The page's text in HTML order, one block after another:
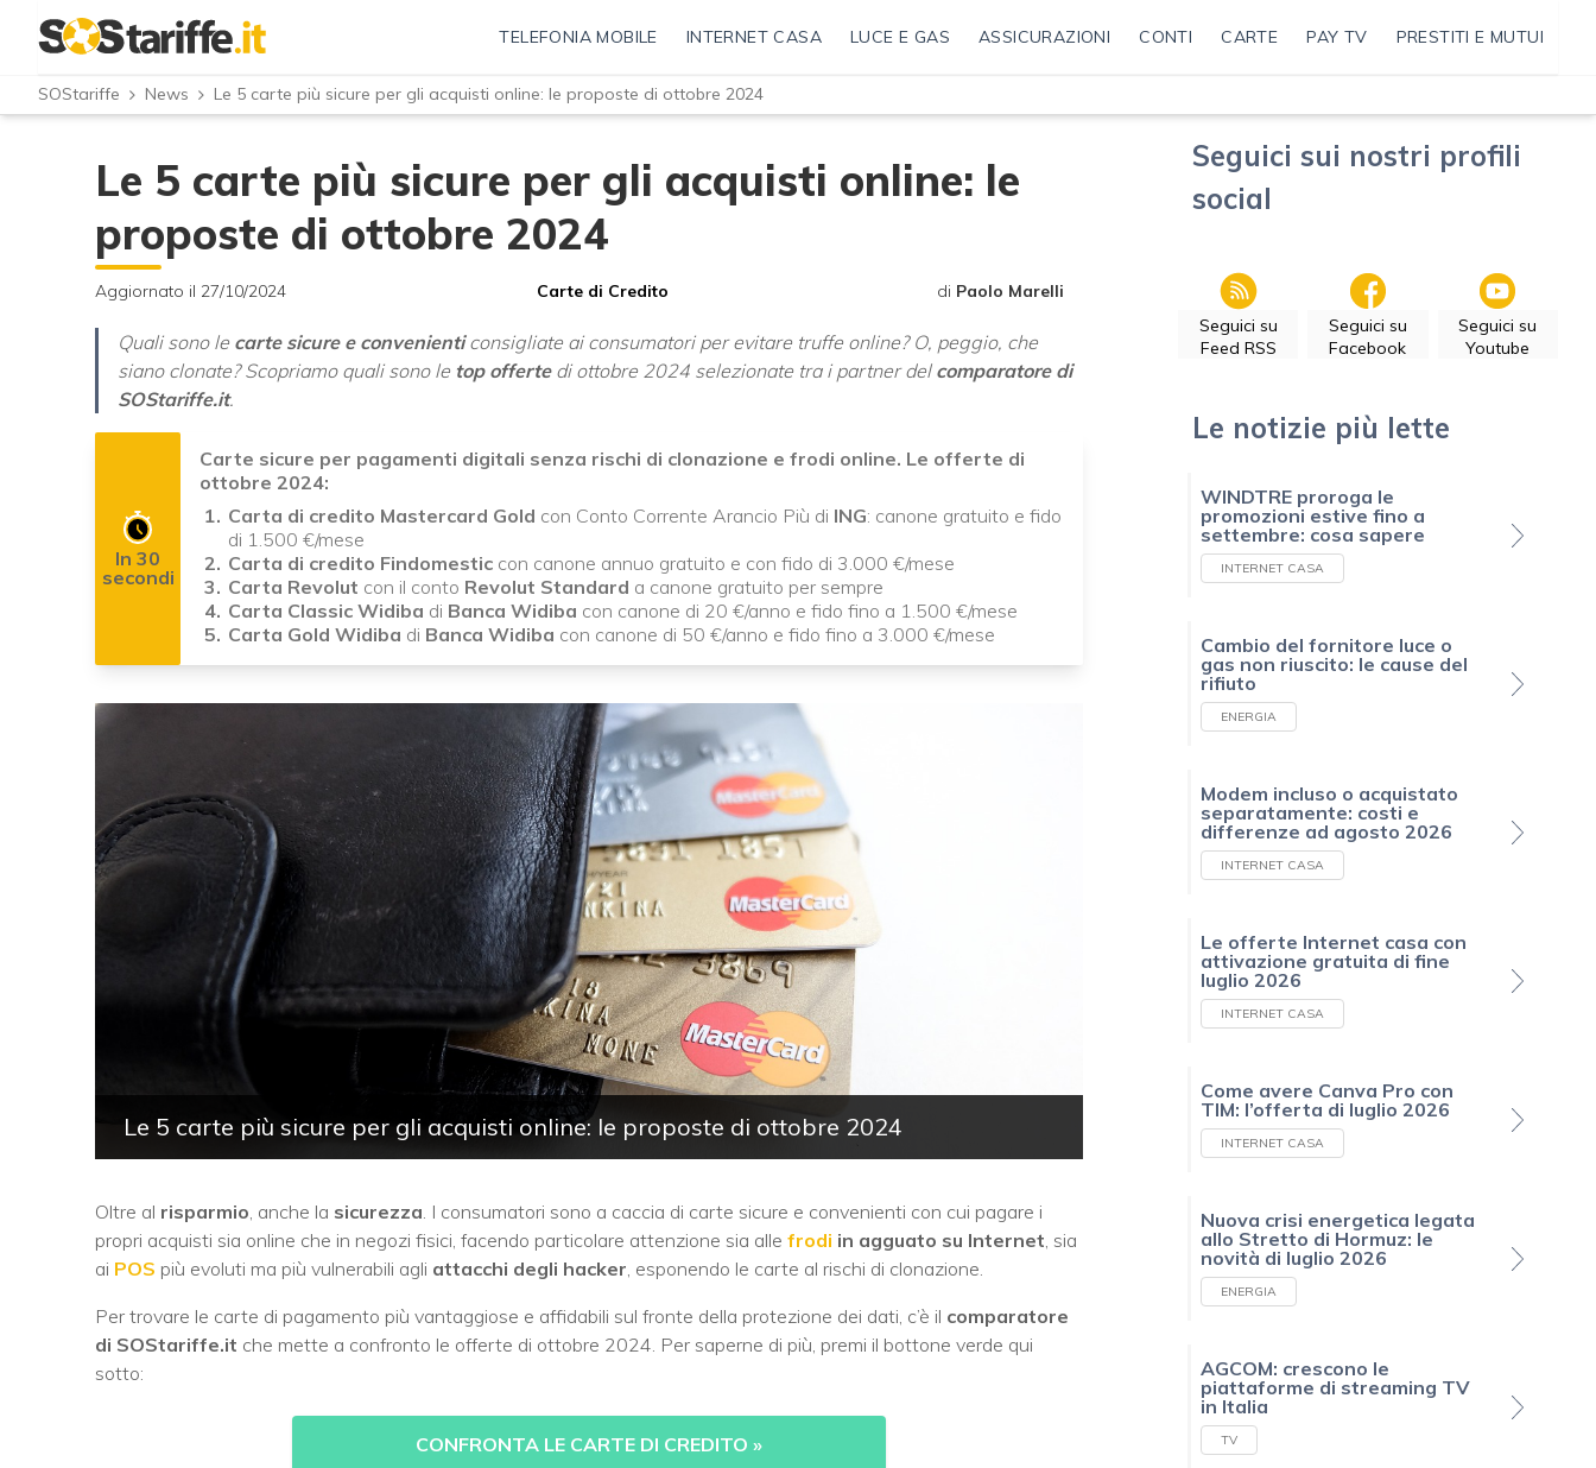
TELEFONIA MOBILE INTERNET CASA LUCE E GAS ASSICURAZIONI CONTI CARTE PAY TV PRESTITI E MUTUI
SOStariffe News Le 5 carte più sicure per gli acquisti online: le proposte di ottobre 2024
Le 5 carte più sicure per gli acquisti online: le
proposte di ottobre 2024
Aggiornato il 27/10/2024 Carte di Credito di Paolo Marelli
Quali sono le carte sicure e convenienticonsigliate ai consumatori per evitare truffe online? O, peggio, che
siano clonate? Scopriamo quali sono le top offertedi ottobre 2024 selezionate tra i partner del comparatore di
SOStariffe.it.
In 30
secondi
Carte sicure per pagamenti digitali senza rischi di clonazione e frodi online. Le offerte di
ottobre 2024:
Carta di credito Mastercard Gold con Conto Corrente Arancio Più di ING: canone gratuito e fido
di 1.500 €/mese
Carta di credito Findomestic con canone annuo gratuito e con fido di 3.000 €/mese
Carta Revolut con il conto Revolut Standard a canone gratuito per sempre
Carta Classic Widiba di Banca Widiba con canone di 20 €/anno e fido fino a 1.500 €/mese
Carta Gold Widiba di Banca Widiba con canone di 50 €/anno e fido fino a 3.000 €/mese
Le 5 carte più sicure per gli acquisti online: le proposte di ottobre 2024
Oltre al risparmio, anche la sicurezza. I consumatori sono a caccia di carte sicure e convenienti con cui pagare i
propri acquisti sia online che in negozi fisici, facendo particolare attenzione sia alle frodi in agguato su Internet, sia
ai POS più evoluti ma più vulnerabili agli attacchi degli hacker, esponendo le carte al rischi di clonazione.
Per trovare le carte di pagamento più vantaggiose e affidabili sul fronte della protezione dei dati, c’è il comparatore
di SOStariffe.it che mette a confronto le offerte di ottobre 2024. Per saperne di più, premi il bottone verde qui
sotto:
CONFRONTA LE CARTE DI CREDITO »
Seguici sui nostri profili
social
Seguici su
Feed RSS
Seguici su
Facebook
Seguici su
Youtube
Le notizie più lette
WINDTRE proroga le
promozioni estive fino a
settembre: cosa sapere
INTERNET CASA
Cambio del fornitore luce o
gas non riuscito: le cause del
rifiuto
ENERGIA
Modem incluso o acquistato
separatamente: costi e
differenze ad agosto 2026
INTERNET CASA
Le offerte Internet casa con
attivazione gratuita di fine
luglio 2026
INTERNET CASA
Come avere Canva Pro con
TIM: l’offerta di luglio 2026
INTERNET CASA
Nuova crisi energetica legata
allo Stretto di Hormuz: le
novità di luglio 2026
ENERGIA
AGCOM: crescono le
piattaforme di streaming TV
in Italia
TV